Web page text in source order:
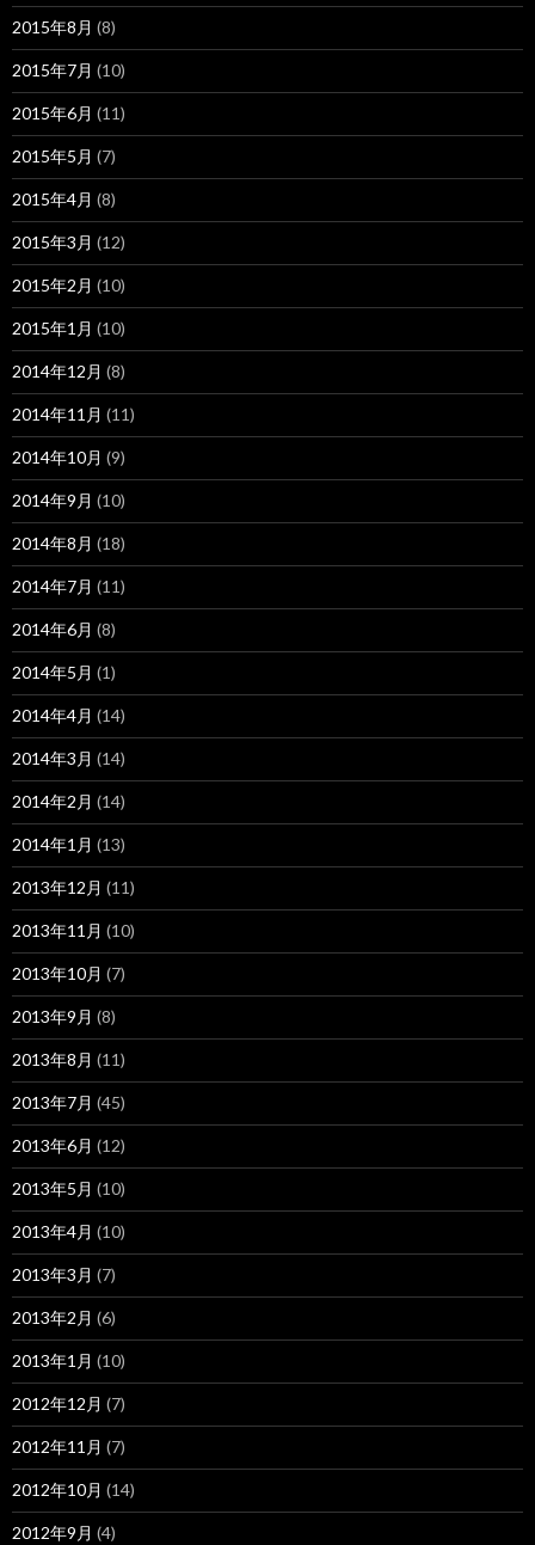
2015年8月 (8)
2015年7月 (10)
2015年6月 (11)
2015年5月 (7)
2015年4月 (8)
2015年3月 (12)
2015年2月 (10)
2015年1月 (10)
2014年12月 (8)
2014年11月 (11)
2014年10月 (9)
2014年9月 (10)
2014年8月 (18)
2014年7月 (11)
2014年6月 (8)
2014年5月 (1)
2014年4月 (14)
2014年3月 (14)
2014年2月 (14)
2014年1月 (13)
2013年12月 (11)
2013年11月 (10)
2013年10月 (7)
2013年9月 (8)
2013年8月 (11)
2013年7月 (45)
2013年6月 (12)
2013年5月 (10)
2013年4月 (10)
2013年3月 (7)
2013年2月 (6)
2013年1月 (10)
2012年12月 (7)
2012年11月 (7)
2012年10月 (14)
2012年9月 (4)